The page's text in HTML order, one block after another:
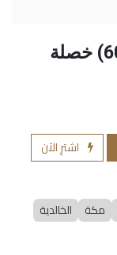
اشترِ الآن
مكة
الخالدية